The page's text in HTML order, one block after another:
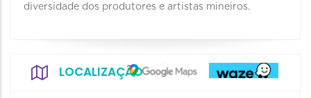
diversidade dos produtores e artistas mineiros.
LOCALIZAÇÃO